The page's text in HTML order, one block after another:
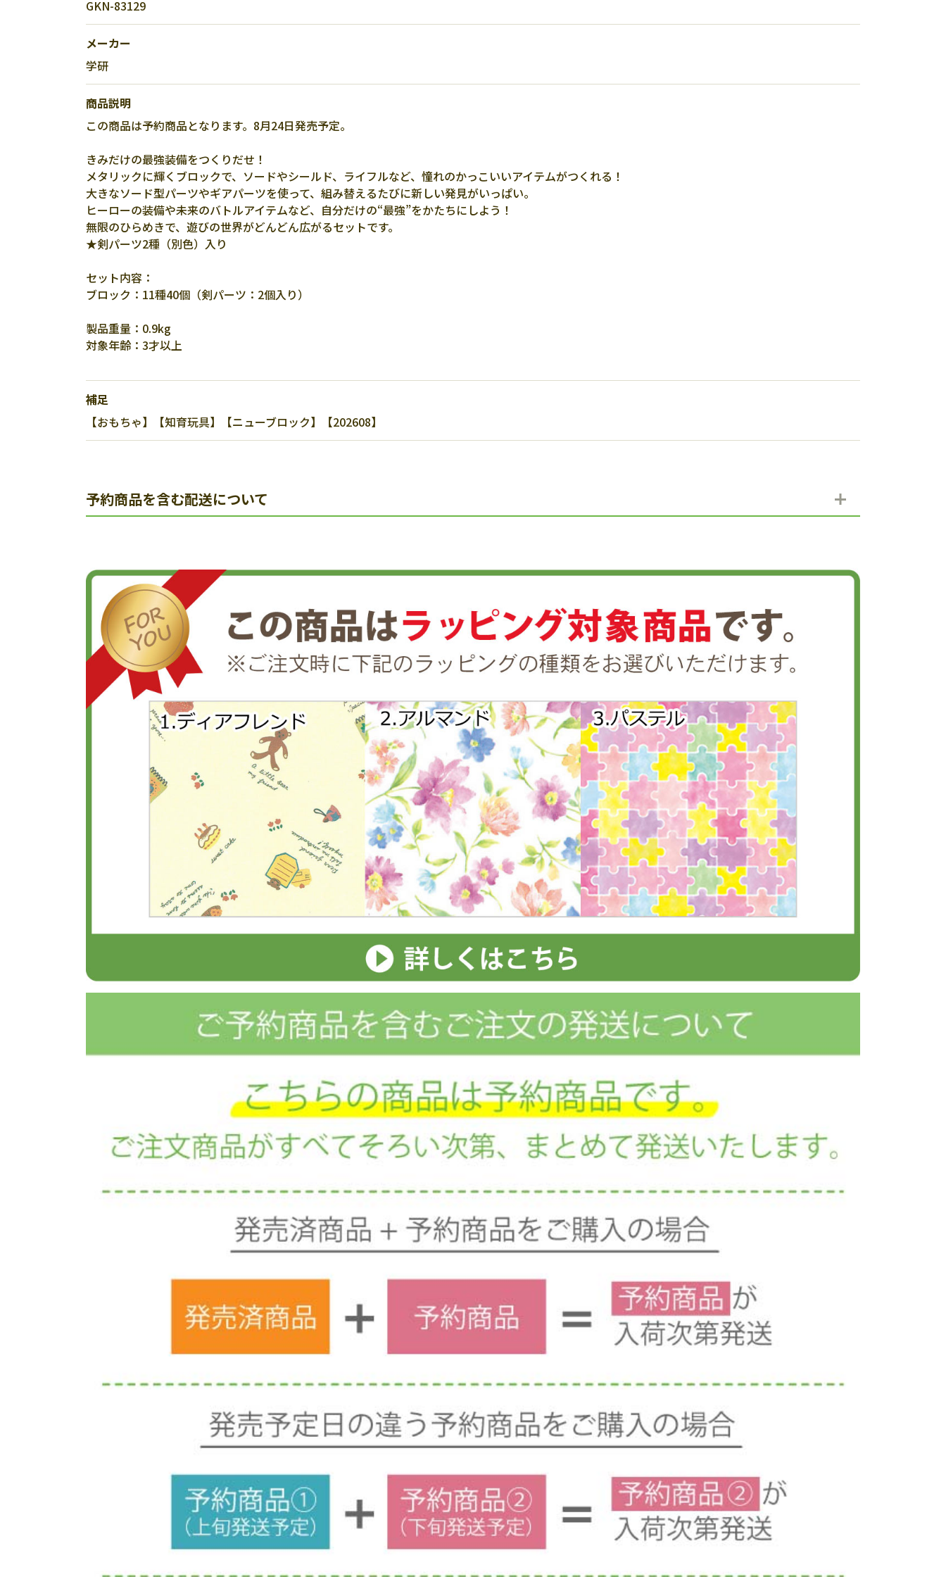
GKN-83129
メーカー
学研
商品説明
この商品は予約商品となります。8月24日発売予定。
きみだけの最強装備をつくりだせ！
メタリックに輝くブロックで、ソードやシールド、ライフルなど、憧れのかっこいいアイテムがつくれる！
大きなソード型パーツやギアパーツを使って、組み替えるたびに新しい発見がいっぱい。
ヒーローの装備や未来のバトルアイテムなど、自分だけの“最強”をかたちにしよう！
無限のひらめきで、遊びの世界がどんどん広がるセットです。
★剣パーツ2種（別色）入り
セット内容：
ブロック：11種40個（剣パーツ：2個入り）
製品重量：0.9kg
対象年齢：3才以上
補足
【おもちゃ】【知育玩具】【ニューブロック】【202608】
予約商品を含む配送について